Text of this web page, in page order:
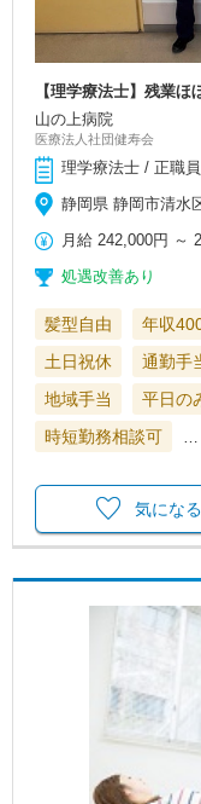
【理学療法士】残業
山の上病院
医療法人社団健寿会
理学療法士 / 正職員
静岡県 静岡市清水
月給 242,000円 ～
処遇改善あり
髪型自由 年収
土日祝休
通勤手
地域手当
平日の
時短勤務相談可
…
気になる